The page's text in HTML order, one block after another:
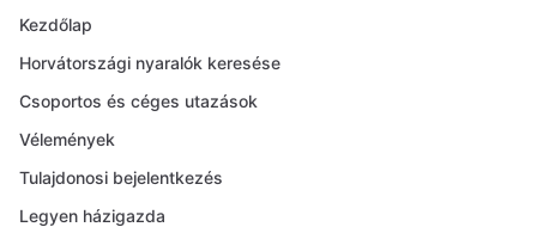
Kezdőlap
Horvátországi nyaralók keresése
Csoportos és céges utazások
Vélemények
Tulajdonosi bejelentkezés
Legyen házigazda